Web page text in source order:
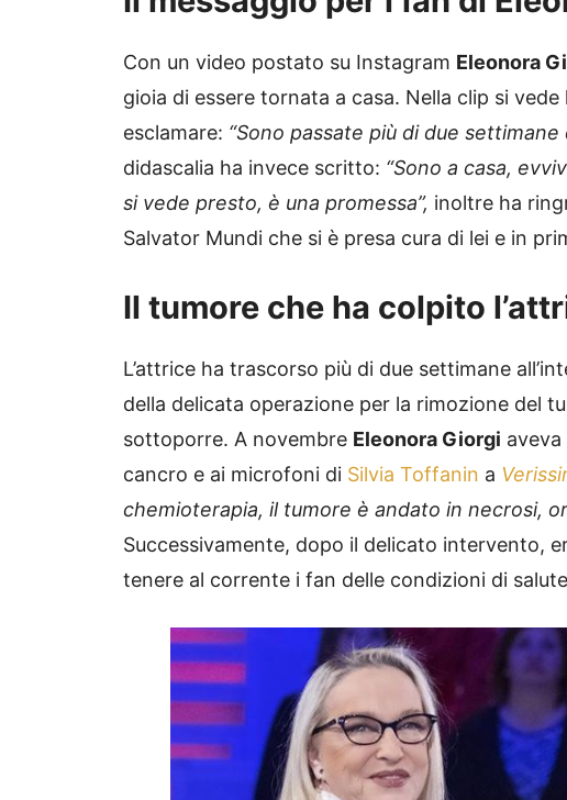
Con un video postato su Instagram Eleonora
gioia di essere tornata a casa. Nella clip si vede
esclamare: “Sono passate più di due settimane
didascalia ha invece scritto: “Sono a casa,
si vede presto, è una promessa”, inoltre ha
Salvator Mundi che si è presa cura di lei e in
Il tumore che ha colpito
L’attrice ha trascorso più di due settimane
della delicata operazione per la rimozione del
sottoporre. A novembre Eleonora Giorgi
cancro e ai microfoni di Silvia Toffanin a
chemioterapia, il tumore è andato in necrosi,
Successivamente, dopo il delicato intervento,
tenere al corrente i fan delle condizioni di